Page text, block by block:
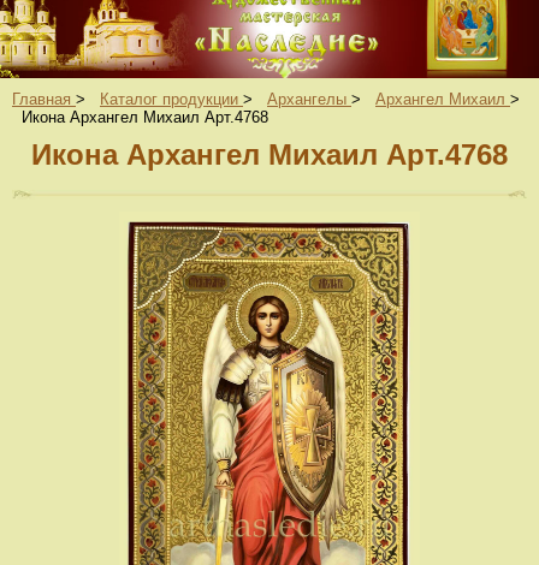
Главная > Каталог продукции > Архангелы > Архангел Михаил >
Икона Архангел Михаил Арт.4768
Икона Архангел Михаил Арт.4768